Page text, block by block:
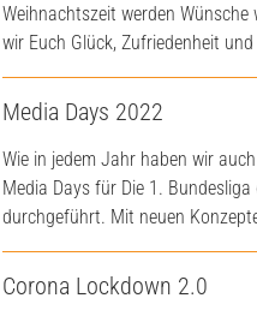
Weihnachtszeit werden Wünsche
wir Euch Glück, Zufriedenheit und
Media Days 2022
Wie in jedem Jahr haben wir
Media Days für Die 1.
durchgeführt. Mit neuen
Corona Lockdown 2.0